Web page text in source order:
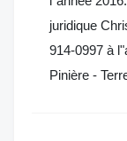
juridique
914-0997 à
Pinière -